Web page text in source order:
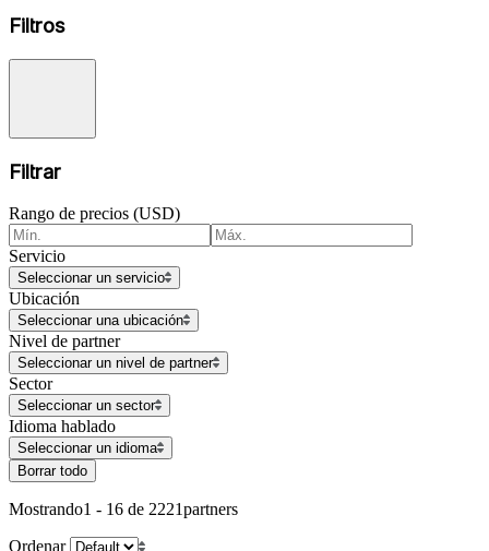
Filtros
Filtrar
Rango de precios (USD)
Servicio
Seleccionar un servicio
Ubicación
Seleccionar una ubicación
Nivel de partner
Seleccionar un nivel de partner
Sector
Seleccionar un sector
Idioma hablado
Seleccionar un idioma
Borrar todo
Mostrando1 - 16 de 2221partners
Ordenar